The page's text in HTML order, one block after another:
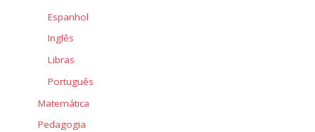
Espanhol
Inglês
Libras
Português
Matemática
Pedagogia